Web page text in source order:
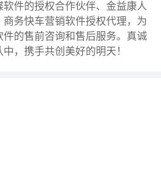
件的授权合作伙伴、金益康人
务快车营销软件授权代理，为
的售前咨询和售后服务。真诚
，携手共创美好的明天！